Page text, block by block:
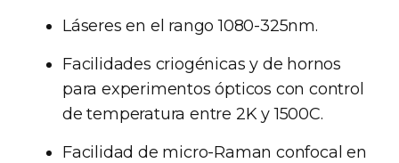
Láseres en el rango 1080-325nm.
Facilidades criogénicas y de hornos
para experimentos ópticos con control
de temperatura entre 2K y 1500C.
Facilidad de micro-Raman confocal en